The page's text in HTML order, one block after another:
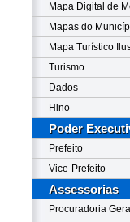
Mapa Digital de
Mapas do
Mapa Turístico
Turismo
Dados
Hino
Poder
Prefeito
Vice-Prefeito
Assessorias
Procuradoria